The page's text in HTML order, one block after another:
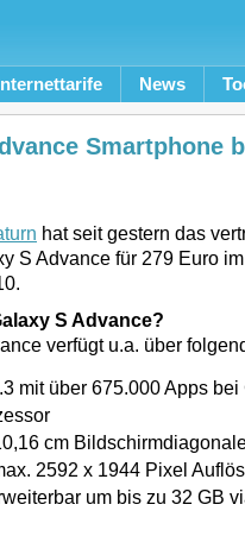
News
Smartphone
hat seit gestern das
S Advance für 279 Euro
S Advance?
verfügt u.a. über
mit über 675.000 Apps
cm
2592 x 1944 Pixel
um bis zu 32 GB